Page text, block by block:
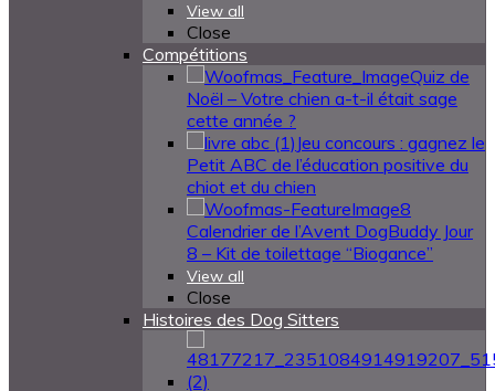
View all
Close
Compétitions
Quiz de
Noël – Votre chien a-t-il était sage
cette année ?
Jeu concours : gagnez le
Petit ABC de l’éducation positive du
chiot et du chien
Calendrier de l’Avent DogBuddy Jour
8 – Kit de toilettage “Biogance”
View all
Close
Histoires des Dog Sitters